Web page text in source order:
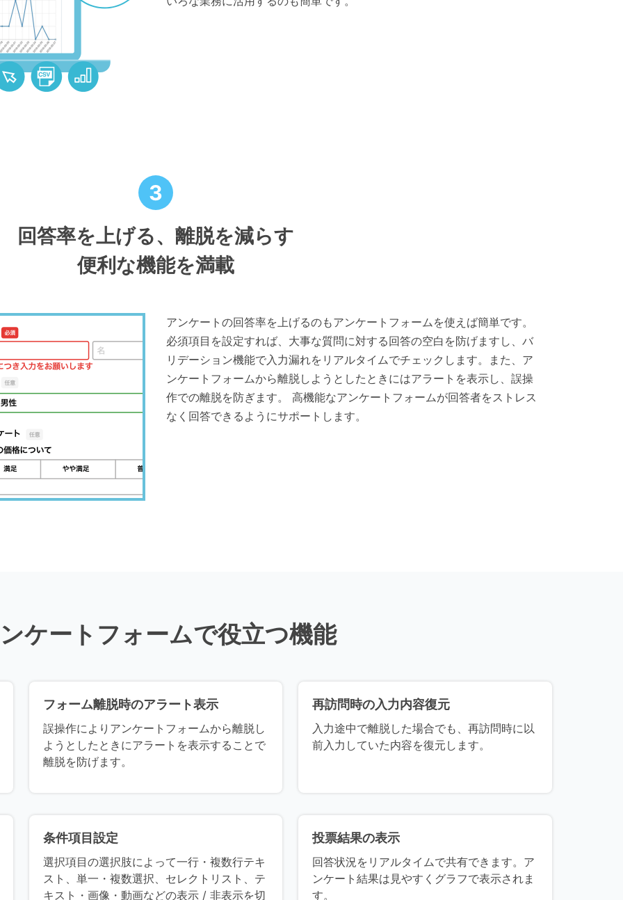
3
回答率を上げる、離脱を減らす
便利な機能を満載
アンケートの回答率を上げるのもアンケートフォームを使えば簡単です。
必須項目を設定すれば、大事な質問に対する回答の空白を防げますし、バ
リデーション機能で入力漏れをリアルタイムでチェックします。また、ア
ンケートフォームから離脱しようとしたときにはアラートを表示し、誤操
作での離脱を防ぎます。 高機能なアンケートフォームが回答者をストレス
なく回答できるようにサポートします。
ケートフォームで役立つ機能
フォーム離脱時のアラート表示
誤操作によりアンケートフォームから離脱し
ようとしたときにアラートを表示することで
離脱を防げます。
再訪問時の入力内容復元
入力途中で離脱した場合でも、再訪問時に以
前入力していた内容を復元します。
条件項目設定
選択項目の選択肢によって一行・複数行テキ
スト、単一・複数選択、セレクトリスト、テ
キスト・画像・動画などの表示 / 非表示を切
投票結果の表示
回答状況をリアルタイムで共有できます。ア
ンケート結果は見やすくグラフで表示されま
す。